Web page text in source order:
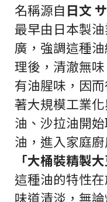
名稱源自日文
最早由日本製
廣，強調這種
理後，清澈無
有油腥味，因
著大規模工業
油、沙拉油開
油，進入家庭
「大桶裝精製
這種油的特性
味道清淡，無